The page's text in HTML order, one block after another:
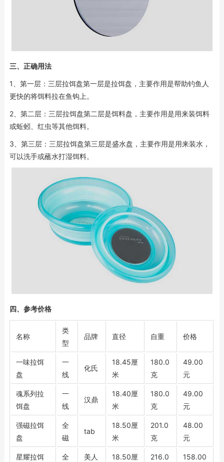
三、正确用法
1、第一层：三层拉饵盘第一层是拉饵盘，主要作用是帮助钓鱼人
更快的将饵料拉在鱼钩上。
2、第二层：三层拉饵盘第二层是饵料盘，主要作用是用来装饵料
或蚯蚓、红虫等其他饵料。
3、第三层：三层拉饵盘第三层是盛水盘，主要作用是用来装水，
可以洗手或蘸水打湿饵料。
四、参考价格
名称
类
型
品牌 直径 自重 价格
一味拉饵
盘
一
线
化氏
18.45厘
米
180.0
克
49.00
元
魂系列拉
饵盘
一
线
汉鼎
18.40厘
米
180.0
克
49.00
元
强磁拉饵
盘
全
磁
tab
18.50厘
米
201.0
克
48.00
元
星耀拉饵 全 美人 18.50厘 216.0 158.00